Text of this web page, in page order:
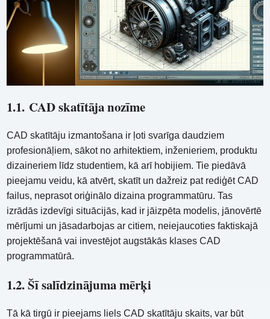
1.1. CAD skatītāja nozīme
CAD skatītāju izmantošana ir ļoti svarīga daudziem
profesionāļiem, sākot no arhitektiem, inženieriem, produktu
dizaineriem līdz studentiem, kā arī hobijiem. Tie piedāvā
pieejamu veidu, kā atvērt, skatīt un dažreiz pat rediģēt CAD
failus, neprasot oriģinālo dizaina programmatūru. Tas
izrādās izdevīgi situācijās, kad ir jāizpēta modelis, jānovērtē
mērījumi un jāsadarbojas ar citiem, neiejaucoties faktiskajā
projektēšanā vai investējot augstākās klases CAD
programmatūrā.
1.2. Šī salīdzinājuma mērķi
Tā kā tirgū ir pieejams liels CAD skatītāju skaits, var būt